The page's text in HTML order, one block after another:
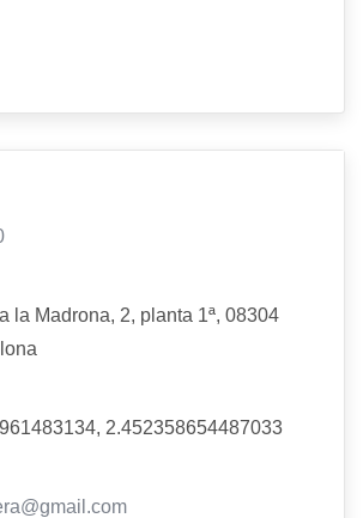
la Madrona, 2, planta 1ª, 08304
2.452358654487033